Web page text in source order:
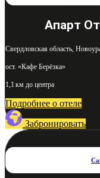
Апарт
Свердловская область,
ост. «Кафе Берёзка»
1,1 км до центра
Подробнее о отеле
Забронировать